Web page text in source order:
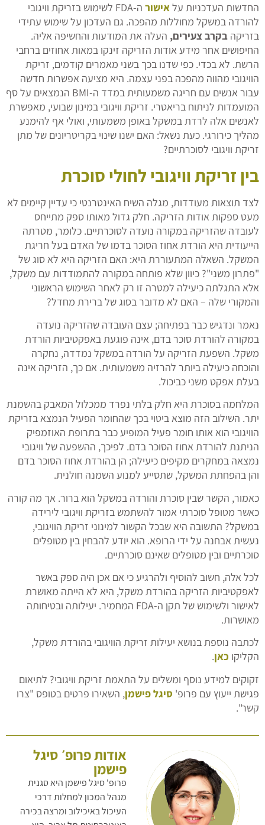
החדשות העדכניות עלאישור
ה-FDA לשימוש בזריקת וויגובי
להורדה במשקל מחוללות מהפכה. גם העדכון על שימוש עתידי
בזריקה בקרב צעירים, העלה את המודעות והחשיפה אליה.
החיפושים אחר מידע אודות הזריקה זינקו במאות אחוזים ברחבי
הרשת. לא בכדי. כפי שדנו בכך בשני מאמרים קודמים, זריקת
הוויגובי מהווה מהפכה בפני עצמה. היא מציעה אפשרות חדשה
עבור אנשים עם חריגה משמעותית במדד ה-BMI הנמצאים על סף
המועמדות לניתוח בריאטרי. זריקת וויגובי במינון שבועי, מאפשרת
לאנשים אלה לרדת במשקל באופן משמעותי, ואולי אף להימנע
מהליך כירורגי. כעת נשאל: האם ישנו שינוי בקריטריונים של מתן
זריקת וויגובי לסוכרתיים?
בין זריקת וויגובי לחולי סוכרת
לצד תוצאות מעודדות, מגלה השיח האינטרנטי כי עדיין קיימים לא
מעט ספקות אודות הזריקה. חלק גדול מאותו ספק מתייחס
לעובדה שהזריקה במקורה נועדה לסוכרתיים. כלומר, מטרתה
הייעודית היא הורדת אחוז הסוכר בדמו של האדם בעל חריגת
המשקל. השאלה המתעוררת היא: האם הזריקה היא לא סוג של
"פתרון משני"? כיוון שלא פותחה במקורה להתמודדות עם משקל,
אלא התגלתה כיעילה למטרה זו רק לאחר השימוש הראשוני
והמקורי שלה – האם לא מדובר בסוג של ברירת מחדל?
נאמר ונדגיש כבר בפתיחה; עצם העובדה שהזריקה נועדה
במקורה להורדת סוכר בדם, אינה פוגעת באפקטיביות הורדת
משקל. השפעת הזריקה על הורדה במשקל נמדדה, נחקרה
והוכחה כיעילה ביותר להרזיה משמעותית. אם כך, הזריקה אינה
בעלת אפקט משני כביכול.
המלחמה בסוכרת היא חלק בלתי נפרד ממכלול המאבק בהשמנת
יתר. השילוב הזה מוצא ביטוי בכך שהחומר הפעיל הנמצא בזריקת
הוויגובי הוא אותו חומר פעיל המופיע כבר בתרופת האוזמפיק
הניתנת להורדת אחוז הסוכר בדם. לפיכך, ההשפעה של וויגובי
נמצאה במחקרים מקיפים כיעילה; הן בהורדת אחוז הסוכר בדם
והן בהפחתת המשקל, שתסייע למנוע השמנה חולנית.
כאמור, הקשר שבין סוכרת והורדה במשקל הוא ברור. אך מה קורה
כאשר מטופל סוכרתי אמור להשתמש בזריקת וויגובי לירידה
במשקל? התשובה היא שבכל הקשור למינוני זריקת הוויגובי,
נעשית אבחנה על ידי הרופא. הוא יודע להבחין בין מטופלים
סוכרתיים ובין מטופלים שאינם סוכרתיים.
לכל אלה, חשוב להוסיף ולהרגיע כי אם אכן היה ספק באשר
לאפקטיביות הזריקה בהורדת משקל, היא לא הייתה מאושרת
לאישור ולשימוש של תקן ה-FDA המחמיר. יעילותה ובטיחותה
מאושרות.
לכתבה נוספת בנושא יעילות זריקת הוויגובי בהורדת משקל,
הקליקו כאן.
זקוקים למידע נוסף ומשלים על התאמת זריקת וויגובי? לתיאום
פגישת ייעוץ עם פרופ' סיגל פישמן, השאירו פרטים בטופס "צרו
קשר".
אודות פרופ׳ סיגל
פישמן
פרופ' סיגל פישמן היא סגנית
מנהל המכון למחלות דרכי
העיכול באיכילוב ומרצה בכירה